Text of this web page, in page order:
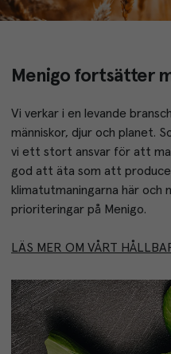
Menigo fortsätter
Vi verkar i en levande
människor, djur och planet.
vi ett stort ansvar för att
god att äta som att
klimatutmaningarna här och
prioriteringar på Menigo.
LÄS MER OM VÅRT